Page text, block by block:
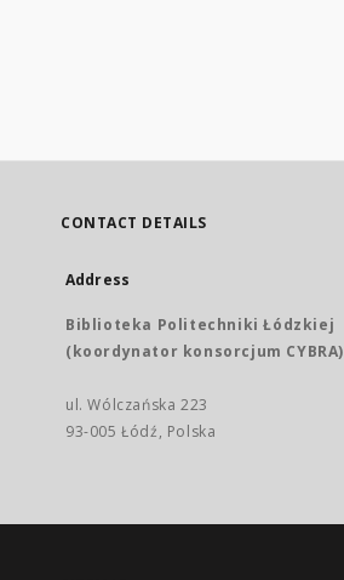
CONTACT DETAILS
Address
Biblioteka Politechniki Łódzkiej
(koordynator konsorcjum CYBRA)
ul. Wólczańska 223
93-005 Łódź, Polska